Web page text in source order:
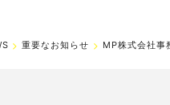
重要なお知らせ MP株式会社事